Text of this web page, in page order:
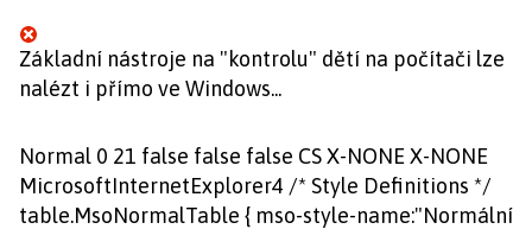
Základní nástroje na "kontrolu" dětí na počítači lze
nalézt i přímo ve Windows...
Normal 0 21 false false false CS X-NONE X-NONE
MicrosoftInternetExplorer4 /* Style Definitions */
table.MsoNormalTable { mso-style-name:"Normální